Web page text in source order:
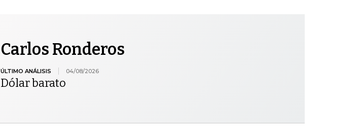
Carlos Ronderos
ÚLTIMO ANÁLISIS 04/08/2026
Dólar barato